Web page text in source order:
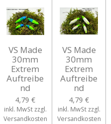
VS Made
30mm
Extrem
Auftreibe
nd
4,79 €
inkl. MwSt zzgl.
Versandkosten
VS Made
30mm
Extrem
Auftreibe
nd
4,79 €
inkl. MwSt zzgl.
Versandkosten